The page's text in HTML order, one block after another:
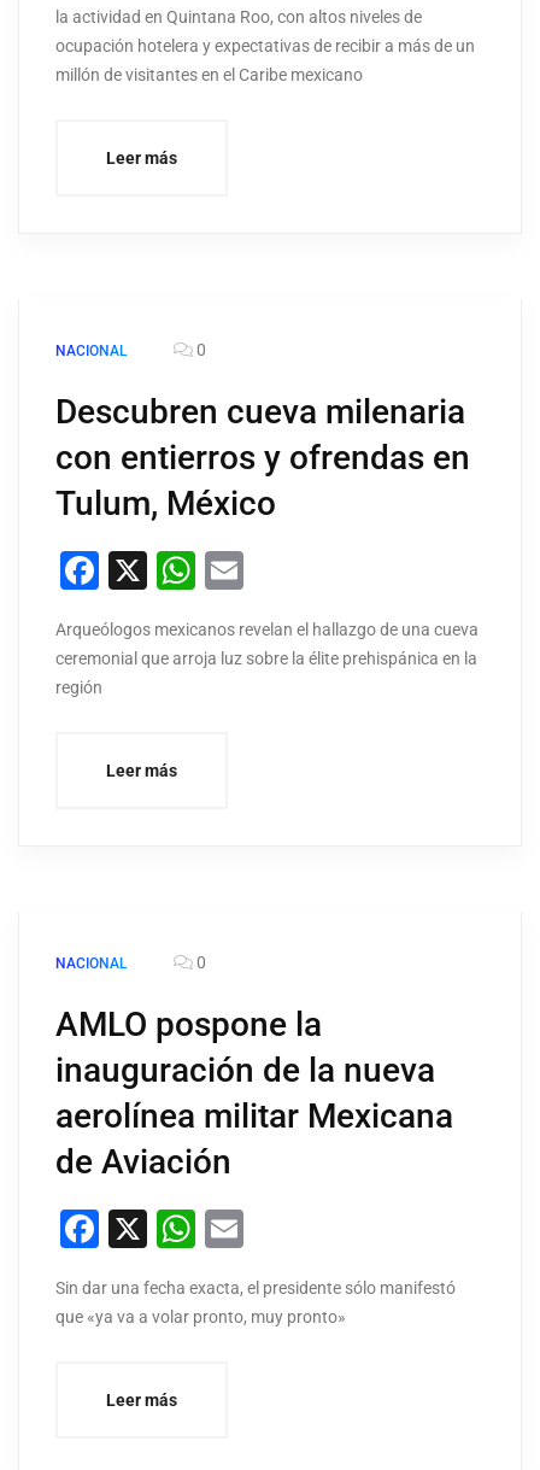
la actividad en Quintana Roo, con altos niveles de
ocupación hotelera y expectativas de recibir a más de un
millón de visitantes en el Caribe mexicano
Leer más
NACIONAL 0
Descubren cueva milenaria
con entierros y ofrendas en
Tulum, México
Facebook
X WhatsApp
Arqueólogos mexicanos revelan el hallazgo de una cueva
ceremonial que arroja luz sobre la élite prehispánica en la
región
Leer más
NACIONAL 0
AMLO pospone la
inauguración de la nueva
aerolínea militar Mexicana
de Aviación
Facebook
X WhatsApp
Sin dar una fecha exacta, el presidente sólo manifestó
que «ya va a volar pronto, muy pronto»
Leer más